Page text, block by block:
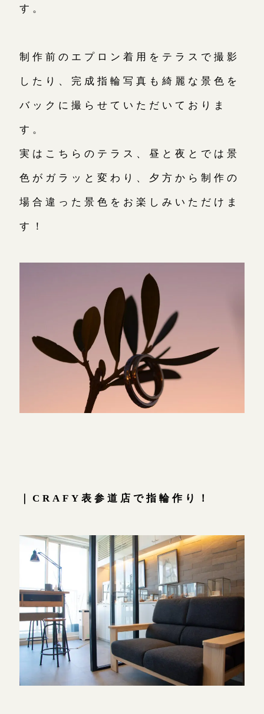
す。
制作前のエプロン着用をテラスで撮影
したり、完成指輪写真も綺麗な景色を
バックに撮らせていただいておりま
す。
実はこちらのテラス、昼と夜とでは景
色がガラッと変わり、夕方から制作の
場合違った景色をお楽しみいただけま
す！
｜CRAFY表参道店で指輪作り！